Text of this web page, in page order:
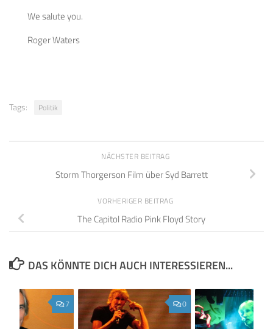
We salute you.
Roger Waters
Tags: Politik
NÄCHSTER BEITRAG
Storm Thorgerson Film über Syd Barrett
VORHERIGER BEITRAG
The Capitol Radio Pink Floyd Story
DAS KÖNNTE DICH AUCH INTERESSIEREN...
0
7